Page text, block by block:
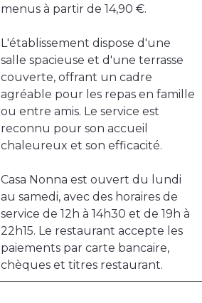
menus à partir de 14,90 €.
L'établissement dispose d'une
salle spacieuse et d'une terrasse
couverte, offrant un cadre
agréable pour les repas en famille
ou entre amis. Le service est
reconnu pour son accueil
chaleureux et son efficacité.
Casa Nonna est ouvert du lundi
au samedi, avec des horaires de
service de 12h à 14h30 et de 19h à
22h15. Le restaurant accepte les
paiements par carte bancaire,
chèques et titres restaurant.